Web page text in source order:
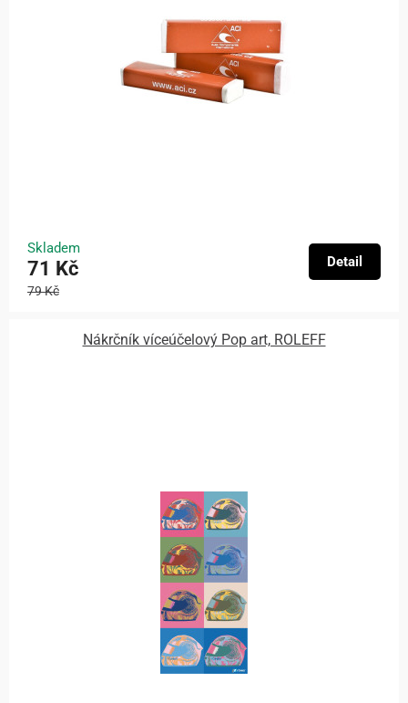
Skladem
71 Kč
79 Kč
Detail
Nákrčník víceúčelový Pop art, ROLEFF